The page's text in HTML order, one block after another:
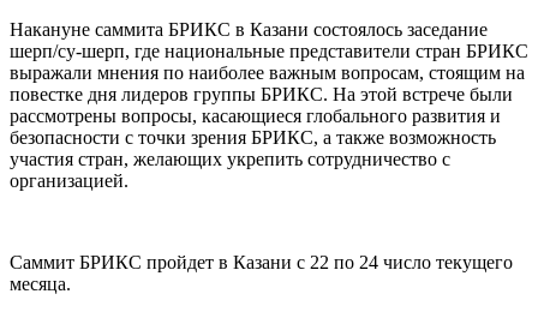
Накануне саммита БРИКС в Казани состоялось заседание
шерп/су-шерп, где национальные представители стран БРИКС
выражали мнения по наиболее важным вопросам, стоящим на
повестке дня лидеров группы БРИКС. На этой встрече были
рассмотрены вопросы, касающиеся глобального развития и
безопасности с точки зрения БРИКС, а также возможность
участия стран, желающих укрепить сотрудничество с
организацией.
Саммит БРИКС пройдет в Казани с 22 по 24 число текущего
месяца.